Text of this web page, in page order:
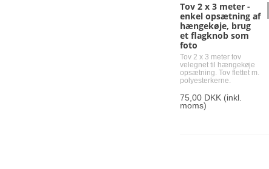
Tov 2 x 3 meter -
enkel opsætning af
hængekøje, brug
et flagknob som
foto
Tov 2 x 3 meter tov
velegnet til hængekøje
opsætning. Tov flettet m.
polyesterkerne.
75,00 DKK (inkl.
moms)